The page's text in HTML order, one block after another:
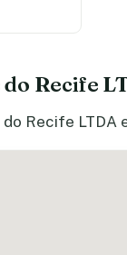
Recife
Recife